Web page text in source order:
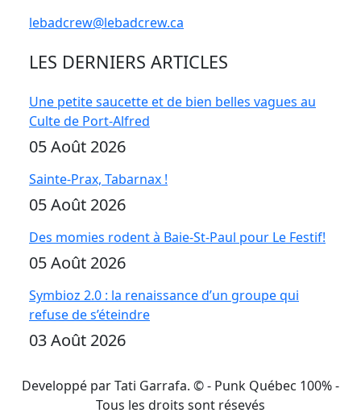
lebadcrew@lebadcrew.ca
LES DERNIERS ARTICLES
Une petite saucette et de bien belles vagues au
Culte de Port-Alfred
05 Août 2026
Sainte-Prax, Tabarnax !
05 Août 2026
Des momies rodent à Baie-St-Paul pour Le Festif!
05 Août 2026
Symbioz 2.0 : la renaissance d’un groupe qui
refuse de s’éteindre
03 Août 2026
Developpé par Tati Garrafa. ©- Punk Québec 100% -
Tous les droits sont résevés